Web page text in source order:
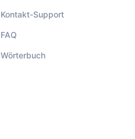
Kontakt-Support
FAQ
Wörterbuch